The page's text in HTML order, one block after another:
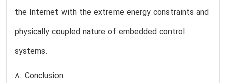
the Internet with the extreme energy constraints and
physically coupled nature of embedded control
systems.
8. Conclusion